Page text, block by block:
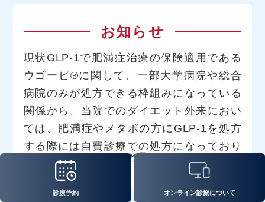
お知らせ
現状GLP-1で肥満症治療の保険適用である
ウゴービ®に関して、一部大学病院や総合
病院のみが処方できる枠組みになっている
関係から、当院でのダイエット外来におい
ては、肥満症やメタボの方にGLP-1を処方
する際には自費診療での処方になっており
ます。ただ、GLP-1については厚生労働省
から、在庫がひっ迫していることから保険
診療を優先して処方するように協力依頼が
もっと見る
診療予約 オンライン診療について